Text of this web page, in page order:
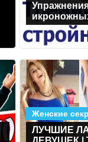
ЛУЧШИЕ
Женские